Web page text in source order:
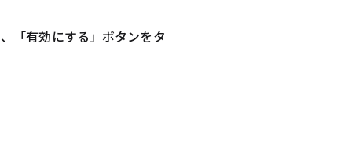
「有効にする」ボタンをタ